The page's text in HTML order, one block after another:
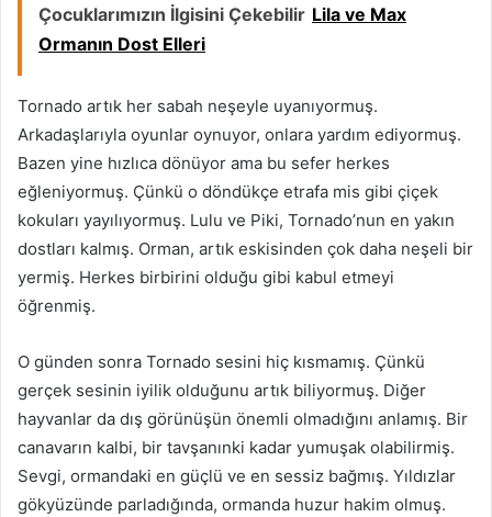
Çocuklarımızın İlgisini Çekebilir Lila ve Max
Ormanın Dost Elleri
Tornado artık her sabah neşeyle uyanıyormuş.
Arkadaşlarıyla oyunlar oynuyor, onlara yardım ediyormuş.
Bazen yine hızlıca dönüyor ama bu sefer herkes
eğleniyormuş. Çünkü o döndükçe etrafa mis gibi çiçek
kokuları yayılıyormuş. Lulu ve Piki, Tornado’nun en yakın
dostları kalmış. Orman, artık eskisinden çok daha neşeli bir
yermiş. Herkes birbirini olduğu gibi kabul etmeyi
öğrenmiş.
O günden sonra Tornado sesini hiç kısmamış. Çünkü
gerçek sesinin iyilik olduğunu artık biliyormuş. Diğer
hayvanlar da dış görünüşün önemli olmadığını anlamış. Bir
canavarın kalbi, bir tavşanınki kadar yumuşak olabilirmiş.
Sevgi, ormandaki en güçlü ve en sessiz bağmış. Yıldızlar
gökyüzünde parladığında, ormanda huzur hakim olmuş.